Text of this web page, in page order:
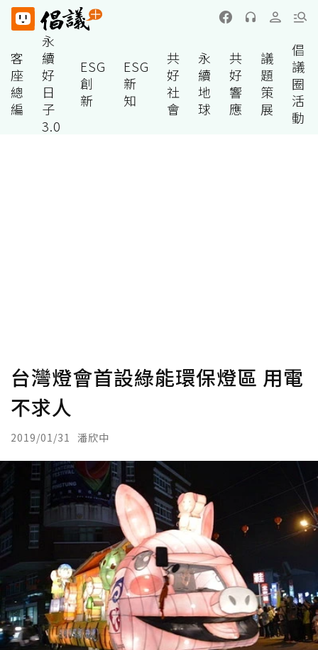
客
座
總
編
永
續
好
日
子
3.0
ESG
創
新
ESG
新
知
共
好
社
會
永
續
地
球
共
好
響
應
議
題
策
展
倡
議
圈
活
動
台灣燈會首設綠能環保燈區 用電
不求人
2019/01/31 潘欣中